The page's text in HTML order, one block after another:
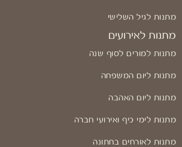
מתנות לגיל השלישי
מתנות לאירועים
מתנות למורים לסוף שנה
מתנות ליום המשפחה
מתנות ליום האהבה
מתנות לימי כיף ואירועי חברה
מתנות לאורחים בחתונה